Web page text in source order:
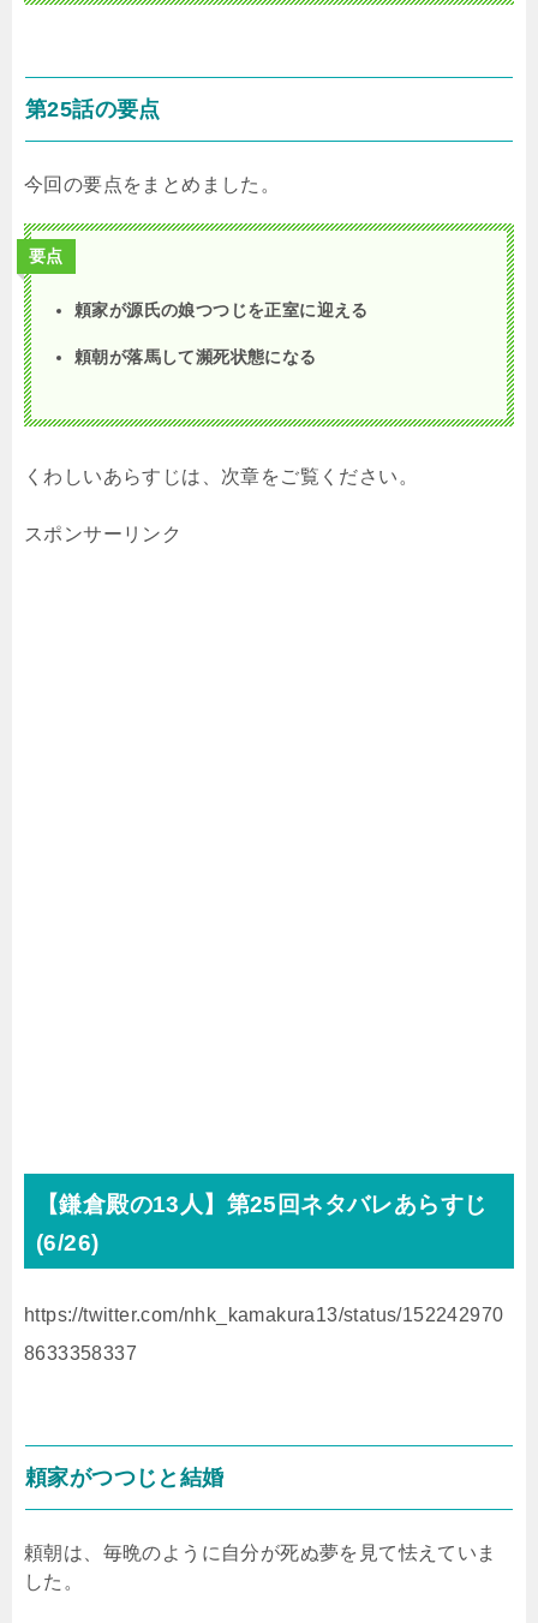
第25話の要点
今回の要点をまとめました。
要点
頼家が源氏の娘つつじを正室に迎える
頼朝が落馬して瀕死状態になる
くわしいあらすじは、次章をご覧ください。
スポンサーリンク
【鎌倉殿の13人】第25回ネタバレあらすじ
(6/26)
https://twitter.com/nhk_kamakura13/status/152242970
8633358337
頼家がつつじと結婚
頼朝は、毎晩のように自分が死ぬ夢を見て怯えていま
した。